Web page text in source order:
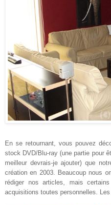
En se retournant, vous pouvez
stock DVD/Blu-ray (une partie pour
meilleur devrais-je ajouter) que
création en 2003. Beaucoup nous
rédiger nos articles, mais
acquisitions toutes personnelles.